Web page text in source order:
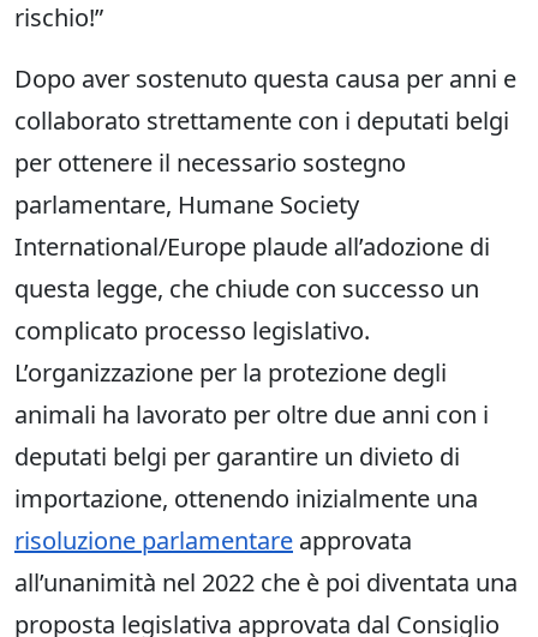
rischio!”
Dopo aver sostenuto questa causa per anni e
collaborato strettamente con i deputati belgi
per ottenere il necessario sostegno
parlamentare, Humane Society
International/Europe plaude all’adozione di
questa legge, che chiude con successo un
complicato processo legislativo.
L’organizzazione per la protezione degli
animali ha lavorato per oltre due anni con i
deputati belgi per garantire un divieto di
importazione, ottenendo inizialmente una
risoluzione parlamentare approvata
all’unanimità nel 2022 che è poi diventata una
proposta legislativa approvata dal Consiglio